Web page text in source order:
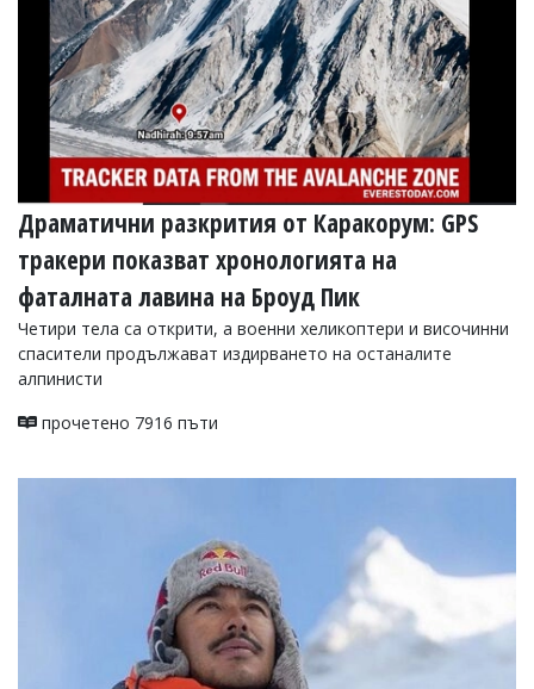
Драматични разкрития от Каракорум: GPS
тракери показват хронологията на
фаталната лавина на Броуд Пик
Четири тела са открити, а военни хеликоптери и височинни
спасители продължават издирването на останалите
алпинисти
прочетено 7916 пъти